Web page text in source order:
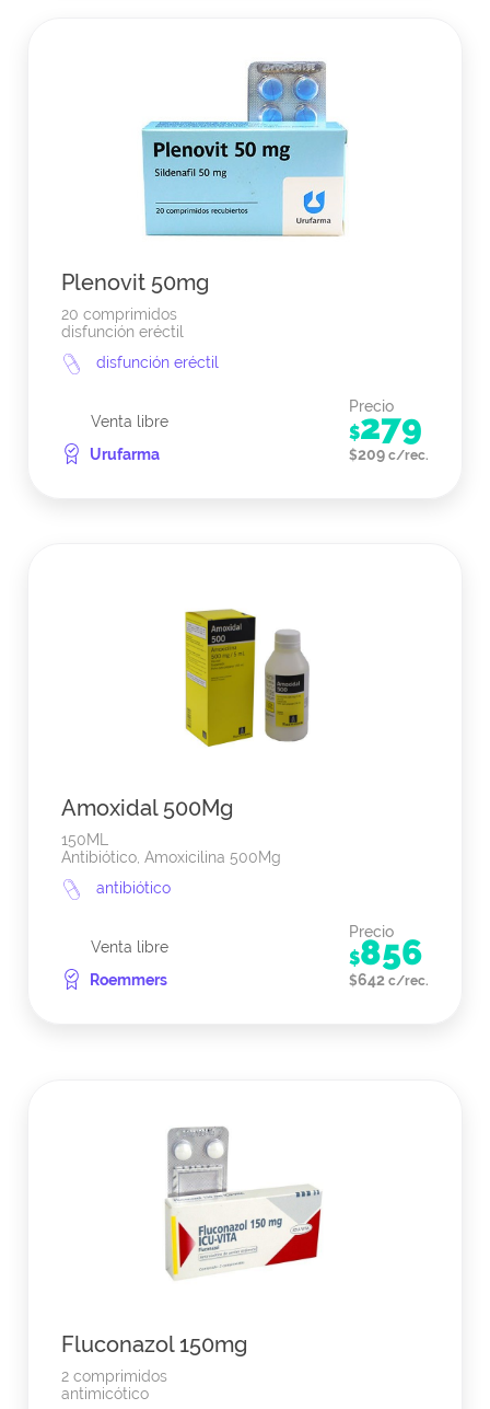
Plenovit 50mg
20 comprimidos
disfunción eréctil
disfunción eréctil
Venta libre
Urufarma
Precio
$279
$209 c/rec.
Amoxidal 500Mg
150ML
Antibiótico, Amoxicilina 500Mg
antibiótico
Venta libre
Roemmers
Precio
$856
$642 c/rec.
Fluconazol 150mg
2 comprimidos
antimicótico